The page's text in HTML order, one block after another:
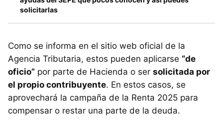
solicitarlas
Como se informa en el sitio web oficial de la
Agencia Tributaria, estos pueden aplicarse “de
oficio” por parte de Hacienda o ser solicitada por
el propio contribuyente. En estos casos, se
aprovechará la campaña de la Renta 2025 para
compensar o restar una parte de la deuda.